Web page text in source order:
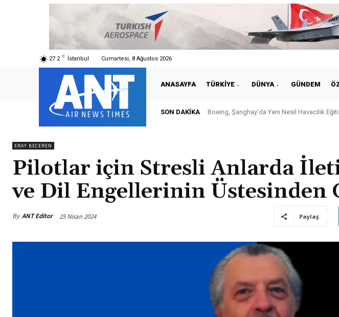
27.2 C İstanbul Cumartesi, 8 Ağustos 2026
ANASAYFA TÜRKIYE DÜNYA GÜNDEM
SON DAKIKA Boeing, Şanghay’da Yeni Nesil Havacılık
ERAY BECEREN
Pilotlar için Stresli Anlarda
ve Dil Engellerinin Üstesinden
By ANT Editor 25 Nisan 2024 Paylaş